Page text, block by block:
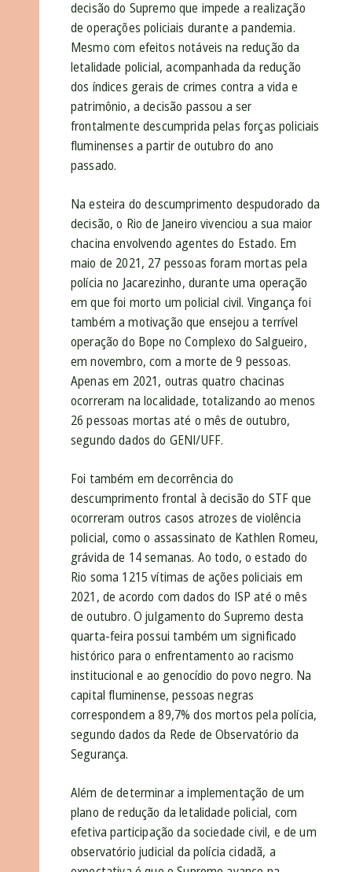
decisão do Supremo que impede a realização
de operações policiais durante a pandemia.
Mesmo com efeitos notáveis na redução da
letalidade policial, acompanhada da redução
dos índices gerais de crimes contra a vida e
patrimônio, a decisão passou a ser
frontalmente descumprida pelas forças policiais
fluminenses a partir de outubro do ano
passado.
Na esteira do descumprimento despudorado da
decisão, o Rio de Janeiro vivenciou a sua maior
chacina envolvendo agentes do Estado. Em
maio de 2021, 27 pessoas foram mortas pela
polícia no Jacarezinho, durante uma operação
em que foi morto um policial civil. Vingança foi
também a motivação que ensejou a terrível
operação do Bope no Complexo do Salgueiro,
em novembro, com a morte de 9 pessoas.
Apenas em 2021, outras quatro chacinas
ocorreram na localidade, totalizando ao menos
26 pessoas mortas até o mês de outubro,
segundo dados do GENI/UFF.
Foi também em decorrência do
descumprimento frontal à decisão do STF que
ocorreram outros casos atrozes de violência
policial, como o assassinato de Kathlen Romeu,
grávida de 14 semanas. Ao todo, o estado do
Rio soma 1215 vítimas de ações policiais em
2021, de acordo com dados do ISP até o mês
de outubro. O julgamento do Supremo desta
quarta-feira possui também um significado
histórico para o enfrentamento ao racismo
institucional e ao genocídio do povo negro. Na
capital fluminense, pessoas negras
correspondem a 89,7% dos mortos pela polícia,
segundo dados da Rede de Observatório da
Segurança.
Além de determinar a implementação de um
plano de redução da letalidade policial, com
efetiva participação da sociedade civil, e de um
observatório judicial da polícia cidadã, a